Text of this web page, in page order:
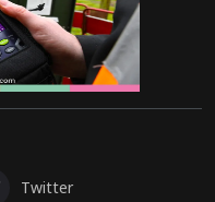
Twitter